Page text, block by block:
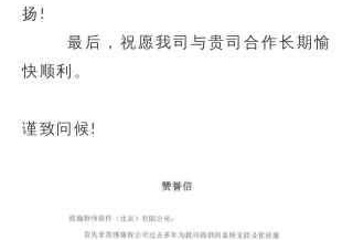
扬 !
最后，祝愿我司与贵司合作长期愉
快顺利。
谨致问候 !